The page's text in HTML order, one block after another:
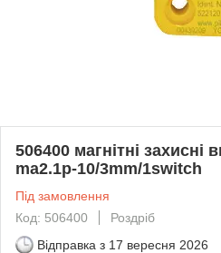
506400 магнітні захисні
ma2.1p-10/3mm/1switch
Під замовлення
Код: 506400
Роздріб
Відправка з 17 вересня 2026